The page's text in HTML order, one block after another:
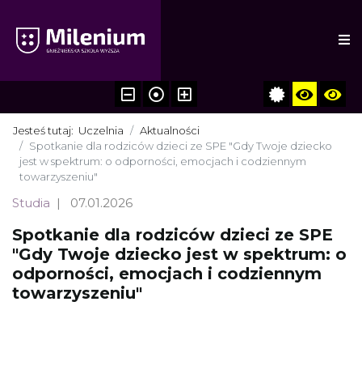
Jesteś tutaj: Uczelnia
Aktualności
Spotkanie dla rodziców dzieci ze SPE "Gdy Twoje dziecko
jest w spektrum: o odporności, emocjach i codziennym
towarzyszeniu"
Studia 07.01.2026
Spotkanie dla rodziców dzieci ze SPE
"Gdy Twoje dziecko jest w spektrum: o
odporności, emocjach i codziennym
towarzyszeniu"